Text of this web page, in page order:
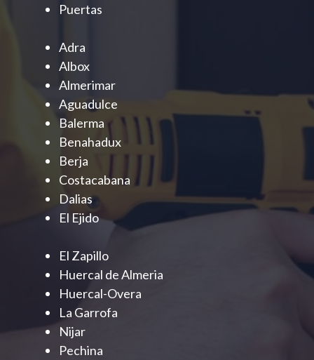
Puertas
Adra
Albox
Almerimar
Aguadulce
Balerma
Benahadux
Berja
Costacabana
Dalias
El Ejido
El Zapillo
Huercal de Almeria
Huercal-Overa
La Garrofa
Nijar
Pechina